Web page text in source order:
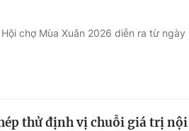
Tuyển sinh
chợ Mùa Xuân 2026 diễn ra từ ngày
thử định vị chuỗi giá trị nội